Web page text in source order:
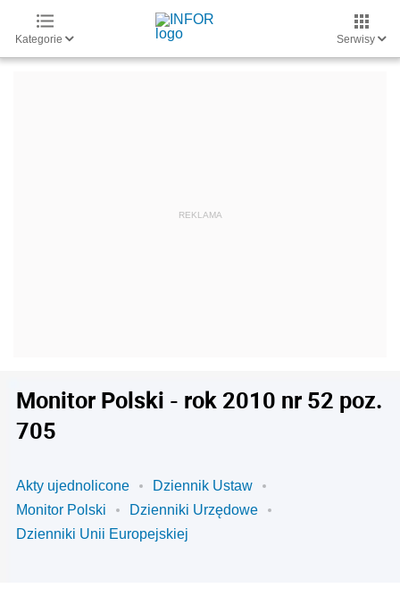
Kategorie Serwisy
Monitor Polski - rok 2010 nr 52 poz.
705
Akty ujednolicone
Dziennik Ustaw
Monitor Polski
Dzienniki Urzędowe
Dzienniki Unii Europejskiej